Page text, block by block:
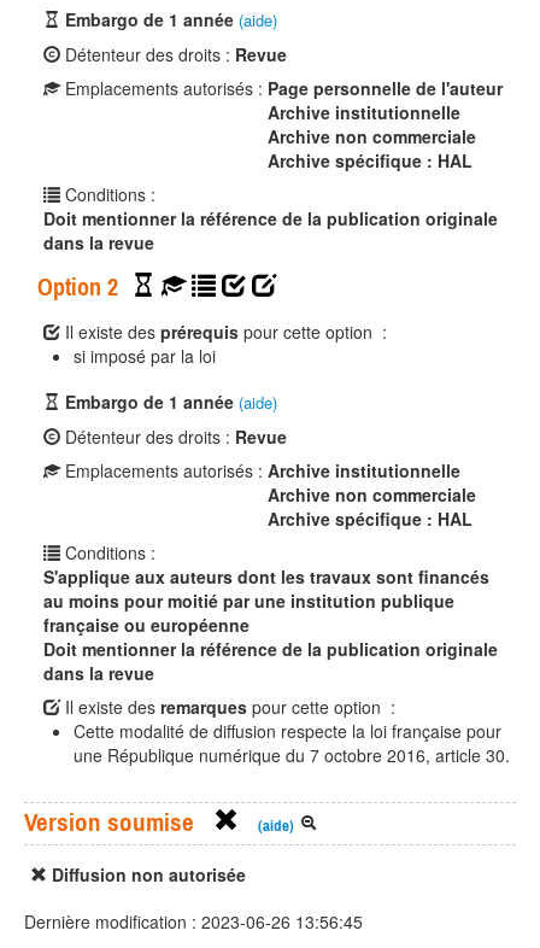
Embargo de 1 année (aide)
Détenteur des droits : Revue
Emplacements autorisés : Page personnelle de l'auteur
Archive institutionnelle
Archive non commerciale
Archive spécifique : HAL
Conditions :
Doit mentionner la référence de la publication originale
dans la revue
Option 2
Il existe des prérequis pour cette option :
si imposé par la loi
Embargo de 1 année (aide)
Détenteur des droits : Revue
Emplacements autorisés : Archive institutionnelle
Archive non commerciale
Archive spécifique : HAL
Conditions :
S'applique aux auteurs dont les travaux sont financés
au moins pour moitié par une institution publique
française ou européenne
Doit mentionner la référence de la publication originale
dans la revue
Il existe des remarques pour cette option :
Cette modalité de diffusion respecte la loi française pour
une République numérique du 7 octobre 2016, article 30.
Version soumise (aide)
Diffusion non autorisée
Dernière modification : 2023-06-26 13:56:45